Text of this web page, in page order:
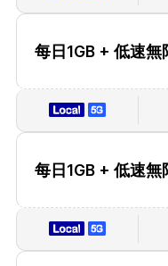
每日1GB + 低速無
每日1GB + 低速無